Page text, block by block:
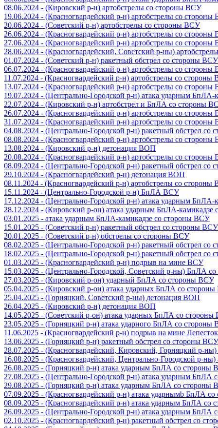
08.06.2024 - (Кировский р-н) артобстрелы со стороны ВСУ
19.06.2024 - (Красногвардейский р-н) артобстрелы со
20.06.2024 - (Советский р-н) артобстрелы со стороны ВСУ
26.06.2024 - (Красногвардейский р-н) артобстрелы со
27.06.2024 - (Красногвардейский р-н) артобстрелы со
28.06.2024 - (Красногвардейский, Советский р-ны)
01.07.2024 - (Советский р-н) ракетный обстрел со стороны ВСУ
06.07.2024 - (Красногвардейский р-н) артобстрелы со
11.07.2024 - (Красногвардейский р-н) артобстрелы со стороны
13.07.2024 - (Красногвардейский р-н) артобстрелы со
19.07.2024 - (Центрально-Городской р-н) атака ударным
22.07.2024 - (Кировский р-н) артобстрел и БпЛА со стороны
26.07.2024 - (Красногвардейский р-н) артобстрелы со
31.07.2024 - (Красногвардейский р-н) артобстрелы со
04.08.2024 - (Центрально-Городской р-н) ракетный обстрел со
08.08.2024 - (Красногвардейский р-н) артобстрелы со
13.08.2024 - (Кировский р-н) детонация ВОП
20.08.2024 - (Красногвардейский р-н) артобстрелы со
08.09.2024 - (Центрально-Городской р-н) ракетный обстрел со
29.10.2024 - (Красногвардейский р-н) детонация ВОП
08.11.2024 - (Красногвардейский р-н) артобстрелы со стороны
15.11.2024 - (Центрально-Городской р-н) БпЛА ВСУ
17.12.2024 - (Центрально-Городской р-н) атака ударным
28.12.2024 - (Кировский р-он) атака ударным БпЛА-
03.01.2025 - атака ударным БпЛА-камикадзе со стороны ВСУ
15.01.2025 - (Советский р-н) ракетный обстрел со стороны ВСУ
20.01.2025 - (Советский р-н) обстрелы со стороны ВСУ
08.02.2025 - (Центрально-Городской р-н) ракетный обстрел со
18.02.2025 - (Центрально-Городской р-н) ракетный обстрел со
01.03.2025 - (Красногвардейский р-н) подрыв на мине ВСУ
15.03.2025 - (Центрально-Городской, Советский р-ны) БпЛА
27.03.2025 - (Кировский р-он) ударный БпЛА со стороны ВСУ
05.04.2025 - (Кировский р-он) атака ударных БпЛА со
25.04.2025 - (Горняцкий, Советский р-ны) детонация ВОП
26.04.2025 - (Кировский р-н) детонация ВОП
14.05.2025 - (Советский р-он) атака ударных БпЛА со
23.05.2025 - (Горняцкий р-н) атака ударного БпЛА со стороны
11.06.2025 - (Красногвардейский р-н) подрыв на мине Лепесток
13.06.2025 - (Горняцкий р-н) ракетный обстрел со стороны ВСУ
28.07.2025 - (Красногвардейский, Кировский, Горняцкий р-
16.08.2025 - (Красногвардейский, Центрально-Городской р-
26.08.2025 - (Горняцкий р-н) атака ударным БпЛА со стороны
27.08.2025 - (Центрально-Городской р-н) атака ударным БпЛА
29.08.2025 - (Горняцкий р-н) атака ударным БпЛА со стороны
07.09.2025 - (Красногвардейский р-н) атака ударнымb БпЛА
08.09.2025 - (Красногвардейский р-н) атака ударным БпЛА со
26.09.2025 - (Центрально-Городской р-н) атака ударным БпЛА
02.10.2025 - (Красногвардейский р-н) ракетный обстрел со